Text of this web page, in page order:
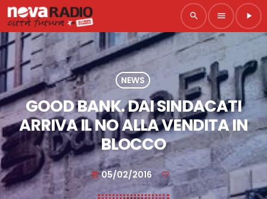
search menu play_arrow
NEWS
GOOD BANK. DAI SINDACATI
ARRIVA IL NO ALLA VENDITA IN
BLOCCO
today 05/02/2016